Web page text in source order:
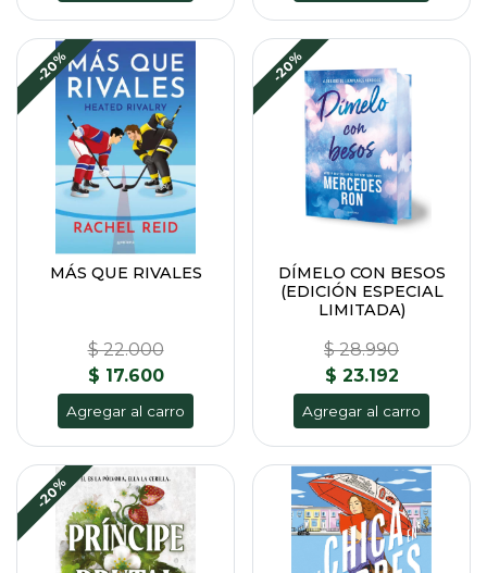
-20%
MÁS QUE RIVALES
$ 22.000
$ 17.600
Agregar al carro
-20%
DÍMELO CON BESOS
(EDICIÓN ESPECIAL
LIMITADA)
$ 28.990
$ 23.192
Agregar al carro
-20%